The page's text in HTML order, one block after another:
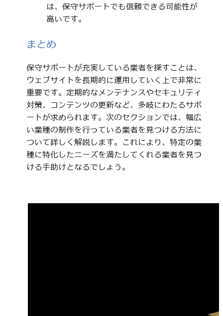
は、保守サポートでも信頼できる可能性が
高いです。
まとめ
保守サポートが充実している業者を探すことは、
ウェブサイトを長期的に運用していく上で非常に
重要です。定期的なメンテナンスやセキュリティ
対策、コンテンツの更新など、多岐にわたるサポ
ートが求められます。次のセクションでは、幅広
い業種の制作を行っている業者を見つける方法に
ついて詳しく解説します。これにより、特定の業
種に特化したニーズを満たしてくれる業者を見つ
ける手助けとなるでしょう。